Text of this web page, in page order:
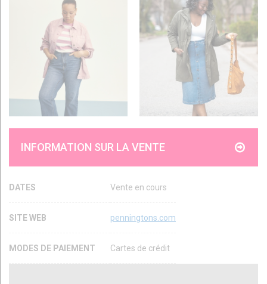
INFORMATION SUR LA VENTE
DATES Vente en cours
SITE WEB penningtons.com
MODES DE PAIEMENT Cartes de crédit